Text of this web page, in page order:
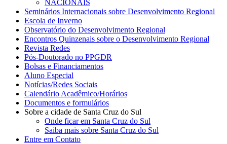
NACIONAIS
Seminários Internacionais sobre Desenvolvimento Regional
Escola de Inverno
Observatório do Desenvolvimento Regional
Encontros Quinzenais sobre o Desenvolvimento Regional
Revista Redes
Pós-Doutorado no PPGDR
Bolsas e Financiamentos
Aluno Especial
Notícias/Redes Sociais
Calendário Acadêmico/Horários
Documentos e formulários
Sobre a cidade de Santa Cruz do Sul
Onde ficar em Santa Cruz do Sul
Saiba mais sobre Santa Cruz do Sul
Entre em Contato